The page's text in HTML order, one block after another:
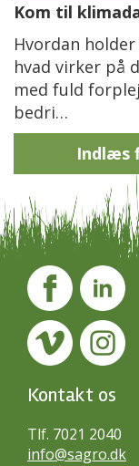
Kom til
Hvordan
hvad virker på
med fuld
bedri…
Indlæs
Kontakt os
Tlf. 7021 2040
info@sagro.dk